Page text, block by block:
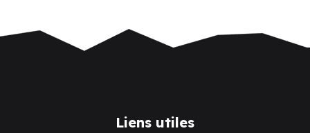
Liens utiles